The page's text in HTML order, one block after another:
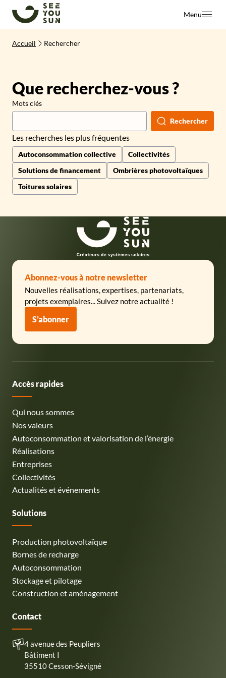
Menu
Accueil Rechercher
Que recherchez-vous ?
Mots clés
Rechercher
Les recherches les plus fréquentes
Autoconsommation collective
Collectivités
Solutions de financement
Ombrières photovoltaïques
Toitures solaires
Abonnez-vous à notre newsletter
Nouvelles réalisations, expertises, partenariats,
projets exemplaires... Suivez notre actualité !
S’abonner
Accès rapides
Qui nous sommes
Nos valeurs
Autoconsommation et valorisation de l’énergie
Réalisations
Entreprises
Collectivités
Actualités et événements
Solutions
Production photovoltaïque
Bornes de recharge
Autoconsommation
Stockage et pilotage
Construction et aménagement
Contact
4 avenue des Peupliers
Bâtiment I
35510 Cesson-Sévigné